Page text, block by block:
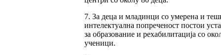
7. За деца и младинци со умерена и
интелектуална попреченост постои
за образование и рехабилитација со
ученици.